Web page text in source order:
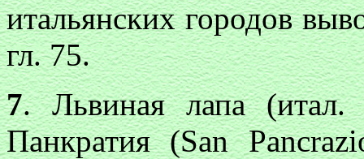
итальянских городов
гл. 75.
7. Львиная лапа (итал.
Панкратия (San